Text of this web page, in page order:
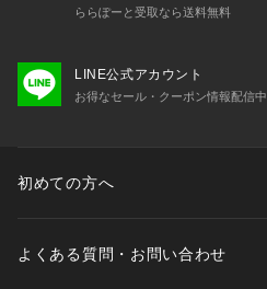
ららぽーと受取なら送料無料
LINE公式アカウント
お得なセール・クーポン情報配信中
初めての方へ
よくある質問・お問い合わせ